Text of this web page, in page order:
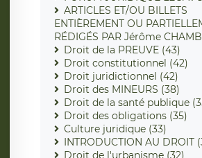
ARTICLES ET/OU BILLETS
ENTIÈREMENT OU
RÉDIGÉS PAR Jérôme
Droit de la PREUVE (43)
Droit constitutionnel (42)
Droit juridictionnel (42)
Droit des MINEURS (38)
Droit de la santé publique
Droit des obligations (35)
Culture juridique (33)
INTRODUCTION AU DROIT
Droit de l'urbanisme (32)